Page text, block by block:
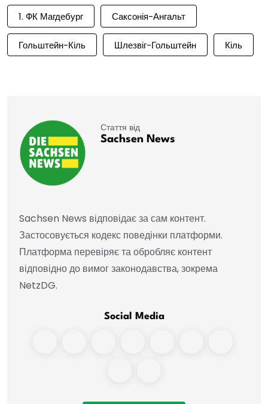
1. ФК Магдебург Саксонія-Ангальт
Гольштейн-Кіль Шлезвіг-Гольштейн Кіль
Стаття від
Sachsen News
Sachsen News відповідає за сам контент.
Застосовується кодекс поведінки платформи.
Платформа перевіряє та обробляє контент
відповідно до вимог законодавства, зокрема
NetzDG.
Social Media